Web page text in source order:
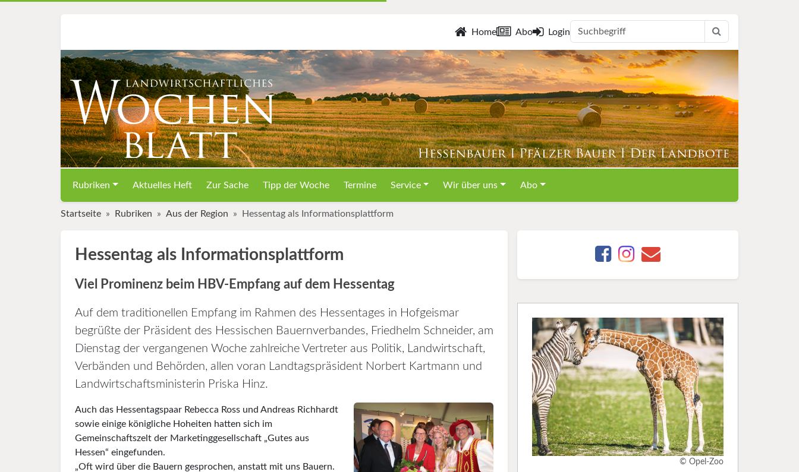
Home Abo Login
Rubriken Aktuelles Heft Zur Sache Tipp der Woche Termine Service Wir über uns Abo
Startseite Rubriken Aus der Region Hessentag als Informationsplattform
Hessentag als Informationsplattform
Viel Prominenz beim HBV-Empfang auf dem Hessentag
Auf dem traditionellen Empfang im Rahmen des Hessentages in Hofgeismar
begrüßte der Präsident des Hessischen Bauernverbandes, Friedhelm Schneider, am
Dienstag der vergangenen Woche zahlreiche Vertreter aus Politik, Landwirtschaft,
Verbänden und Behörden, allen voran Landtagspräsident Norbert Kartmann und
Landwirtschaftsministerin Priska Hinz.
Auch das Hessentagspaar Rebecca Ross und Andreas Richhardt
sowie einige königliche Hoheiten hatten sich im
Gemeinschaftszelt der Marketinggesellschaft „Gutes aus
Hessen“ eingefunden.
„Oft wird über die Bauern gesprochen, anstatt mit uns Bauern.
© Opel-Zoo